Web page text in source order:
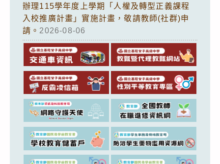
辦理115學年度上學期「人權及轉型正義課程
入校推廣計畫」實施計畫，敬請教師(社群)申
請。 2026-08-06